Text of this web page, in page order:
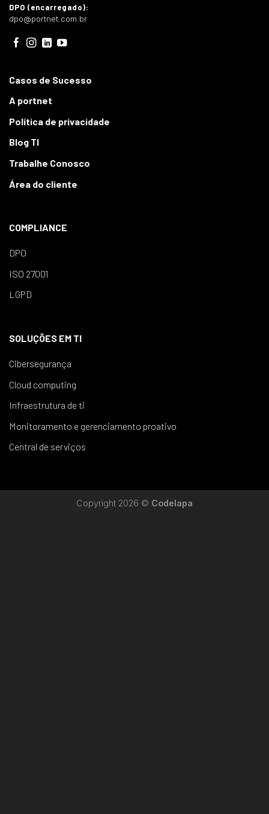
DPO (encarregado):
dpo@portnet.com.br
Casos de Sucesso
A portnet
Política de privacidade
Blog TI
Trabalhe Conosco
Área do cliente
COMPLIANCE
DPO
ISO 27001
LGPD
SOLUÇÕES EM TI
Cibersegurança
Cloud computing
Infraestrutura de ti
Monitoramento e gerenciamento proativo
Central de serviços
Copyright 2026 © Codelapa